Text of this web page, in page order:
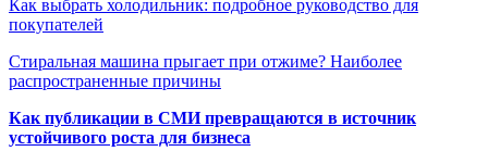
Как выбрать холодильник: подробное руководство для
покупателей
Стиральная машина прыгает при отжиме? Наиболее
распространенные причины
Как публикации в СМИ превращаются в источник
устойчивого роста для бизнеса